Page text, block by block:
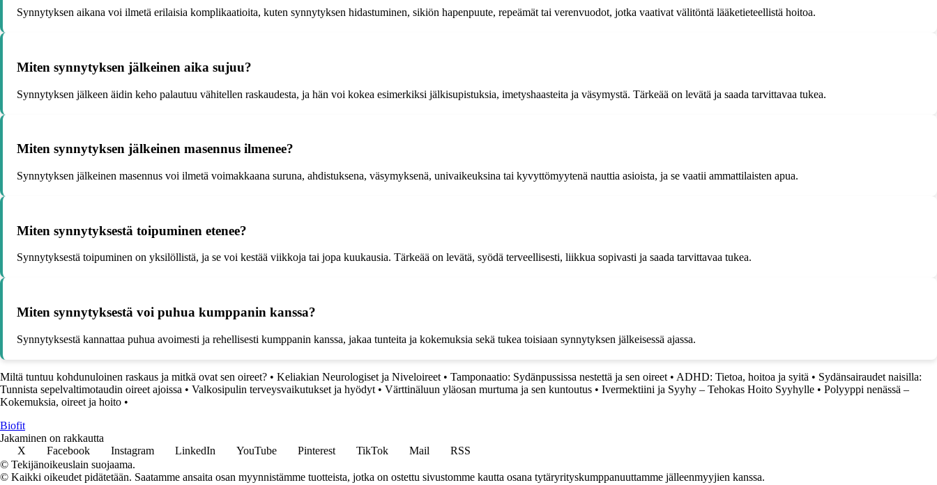
Synnytyksen aikana voi ilmetä erilaisia komplikaatioita, kuten synnytyksen hidastuminen, sikiön hapenpuute, repeämät tai verenvuodot, jotka vaativat välitöntä lääketieteellistä hoitoa.
Miten synnytyksen jälkeinen aika sujuu?
Synnytyksen jälkeen äidin keho palautuu vähitellen raskaudesta, ja hän voi kokea esimerkiksi jälkisupistuksia, imetyshaasteita ja väsymystä. Tärkeää on levätä ja saada tarvittavaa tukea.
Miten synnytyksen jälkeinen masennus ilmenee?
Synnytyksen jälkeinen masennus voi ilmetä voimakkaana suruna, ahdistuksena, väsymyksenä, univaikeuksina tai kyvyttömyytenä nauttia asioista, ja se vaatii ammattilaisten apua.
Miten synnytyksestä toipuminen etenee?
Synnytyksestä toipuminen on yksilöllistä, ja se voi kestää viikkoja tai jopa kuukausia. Tärkeää on levätä, syödä terveellisesti, liikkua sopivasti ja saada tarvittavaa tukea.
Miten synnytyksestä voi puhua kumppanin kanssa?
Synnytyksestä kannattaa puhua avoimesti ja rehellisesti kumppanin kanssa, jakaa tunteita ja kokemuksia sekä tukea toisiaan synnytyksen jälkeisessä ajassa.
Miltä tuntuu kohdunuloinen raskaus ja mitkä ovat sen oireet? • Keliakian Neurologiset ja Niveloireet • Tamponaatio: Sydänpussissa nestettä ja sen oireet • ADHD: Tietoa, hoitoa ja syitä • Sydänsairaudet naisilla:
Tunnista sepelvaltimotaudin oireet ajoissa • Valkosipulin terveysvaikutukset ja hyödyt • Värttinäluun yläosan murtuma ja sen kuntoutus • Ivermektiini ja Syyhy – Tehokas Hoito Syyhylle • Polyyppi nenässä –
Kokemuksia, oireet ja hoito •
Biofit
Jakaminen on rakkautta
X
Facebook Instagram LinkedIn YouTube Pinterest TikTok Mail
RSS
© Tekijänoikeuslain suojaama.
© Kaikki oikeudet pidätetään. Saatamme ansaita osan myynnistämme tuotteista, jotka on ostettu sivustomme kautta osana tytäryrityskumppanuuttamme jälleenmyyjien kanssa.